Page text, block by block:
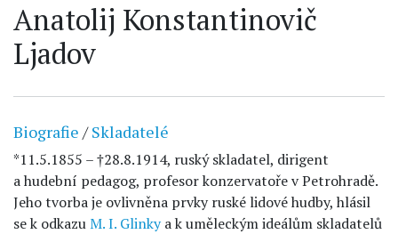
Anatolij Konstantinovič
Ljadov
Biografie /Skladatelé
*11.5.1855 – †28.8.1914, ruský skladatel, dirigent
a hudební pedagog, profesor konzervatoře v Petrohradě.
Jeho tvorba je ovlivněna prvky ruské lidové hudby, hlásil
se k odkazuM. I. Glinkya k uměleckým ideálům skladatelů